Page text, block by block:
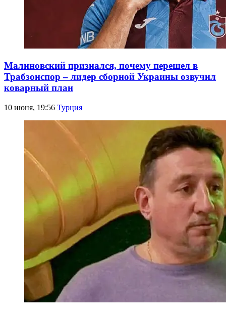
Малиновский признался, почему перешел в
Трабзонспор – лидер сборной Украины озвучил
коварный план
10 июня, 19:56 Турция